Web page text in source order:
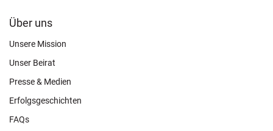
FOOTER
CONNECT
Über uns
Unsere Mission
Unser Beirat
Presse & Medien
Erfolgsgeschichten
FAQs